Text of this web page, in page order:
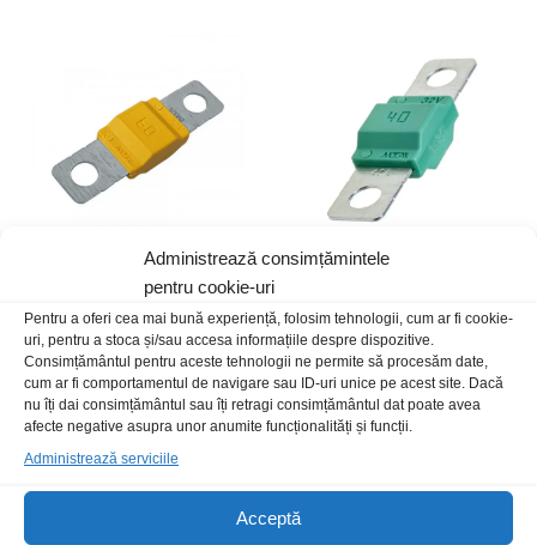
Administrează consimțămintele
pentru cookie-uri
Pentru a oferi cea mai bună experiență, folosim tehnologii, cum ar fi cookie-
uri, pentru a stoca și/sau accesa informațiile despre dispozitive.
Consimțământul pentru aceste tehnologii ne permite să procesăm date,
cum ar fi comportamentul de navigare sau ID-uri unice pe acest site. Dacă
nu îți dai consimțământul sau îți retragi consimțământul dat poate avea
afecte negative asupra unor anumite funcționalități și funcții.
Administrează serviciile
Acceptă
Siguranta auto Midival 60A
5,00lei/Buc 5,00lei/Buc